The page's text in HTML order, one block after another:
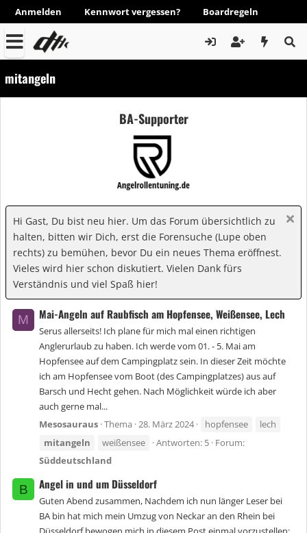
Anmelden Kennwort vergessen? Boardregeln
mitangeln
BA-Supporter
Hi Gast, Du bist neu hier. Um das Forum übersichtlich zu
halten, bitten wir Dich, erst die Forensuche (Lupe oben
rechts) zu bemühen, bevor Du ein neues Thema eröffnest.
Vieles wird hier schon diskutiert. Vielen Dank fürs
Verständnis und viel Spaß hier!
M Mai-Angeln auf Raubfisch am Hopfensee, Weißensee, Lech
Serus allerseits! Ich plane für mich mal einen richtigen
Anglerurlaub zu haben. Ich werde vom 01. - 5. Mai am
Hopfensee auf dem Campingplatz sein. In dieser Zeit möchte
ich am Hopfensee vom Boot (des Campingplatzes) aus auf
Barsch und Hecht gehen. Nach Möglichkeit würde ich aber
auch gerne mal...
Mesosauraus Thema 28. März 2024 hopfensee
lech
mitangeln
weißensee Antworten: 5 Forum:
Süddeutschland
B Angel in und um Düsseldorf
Guten Abend zusammen, Nachdem ich nun länger Leser bei
BA bin hat mich mein Umzug von Neckar an den Rhein bei